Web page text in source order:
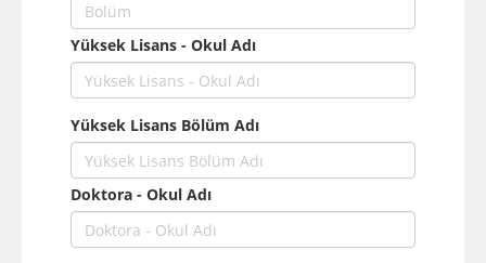
Yüksek Lisans - Okul Adı
Yüksek Lisans Bölüm Adı
Doktora - Okul Adı